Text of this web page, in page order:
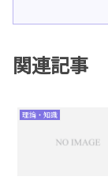
関連記事
理論・知識